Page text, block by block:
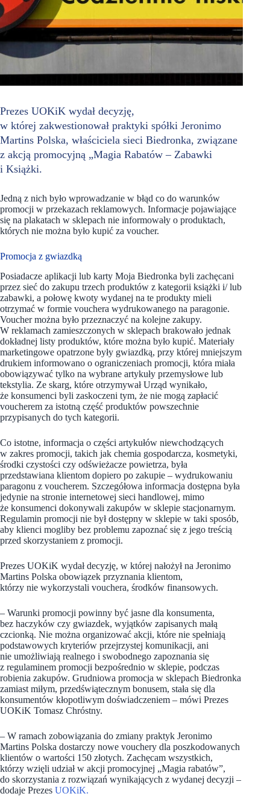
Prezes UOKiK wydał decyzję,
w której zakwestionował praktyki spółki Jeronimo
Martins Polska, właściciela sieci Biedronka, związane
z akcją promocyjną „Magia Rabatów – Zabawki
i Książki.
Jedną z nich było wprowadzanie w błąd co do warunków
promocji w przekazach reklamowych. Informacje pojawiające
się na plakatach w sklepach nie informowały o produktach,
których nie można było kupić za voucher.
Promocja z gwiazdką
Posiadacze aplikacji lub karty Moja Biedronka byli zachęcani
przez sieć do zakupu trzech produktów z kategorii książki i/ lub
zabawki, a połowę kwoty wydanej na te produkty mieli
otrzymać w formie vouchera wydrukowanego na paragonie.
Voucher można było przeznaczyć na kolejne zakupy.
W reklamach zamieszczonych w sklepach brakowało jednak
dokładnej listy produktów, które można było kupić. Materiały
marketingowe opatrzone były gwiazdką, przy której mniejszym
drukiem informowano o ograniczeniach promocji, która miała
obowiązywać tylko na wybrane artykuły przemysłowe lub
tekstylia. Ze skarg, które otrzymywał Urząd wynikało,
że konsumenci byli zaskoczeni tym, że nie mogą zapłacić
voucherem za istotną część produktów powszechnie
przypisanych do tych kategorii.
Co istotne, informacja o części artykułów niewchodzących
w zakres promocji, takich jak chemia gospodarcza, kosmetyki,
środki czystości czy odświeżacze powietrza, była
przedstawiana klientom dopiero po zakupie – wydrukowaniu
paragonu z voucherem. Szczegółowa informacja dostępna była
jedynie na stronie internetowej sieci handlowej, mimo
że konsumenci dokonywali zakupów w sklepie stacjonarnym.
Regulamin promocji nie był dostępny w sklepie w taki sposób,
aby klienci mogliby bez problemu zapoznać się z jego treścią
przed skorzystaniem z promocji.
Prezes UOKiK wydał decyzję, w której nałożył na Jeronimo
Martins Polska obowiązek przyznania klientom,
którzy nie wykorzystali vouchera, środków finansowych.
– Warunki promocji powinny być jasne dla konsumenta,
bez haczyków czy gwiazdek, wyjątków zapisanych małą
czcionką. Nie można organizować akcji, które nie spełniają
podstawowych kryteriów przejrzystej komunikacji, ani
nie umożliwiają realnego i swobodnego zapoznania się
z regulaminem promocji bezpośrednio w sklepie, podczas
robienia zakupów. Grudniowa promocja w sklepach Biedronka
zamiast miłym, przedświątecznym bonusem, stała się dla
konsumentów kłopotliwym doświadczeniem – mówi Prezes
UOKiK Tomasz Chróstny.
– W ramach zobowiązania do zmiany praktyk Jeronimo
Martins Polska dostarczy nowe vouchery dla poszkodowanych
klientów o wartości 150 złotych. Zachęcam wszystkich,
którzy wzięli udział w akcji promocyjnej „Magia rabatów”,
do skorzystania z rozwiązań wynikających z wydanej decyzji –
dodaje Prezes UOKiK.